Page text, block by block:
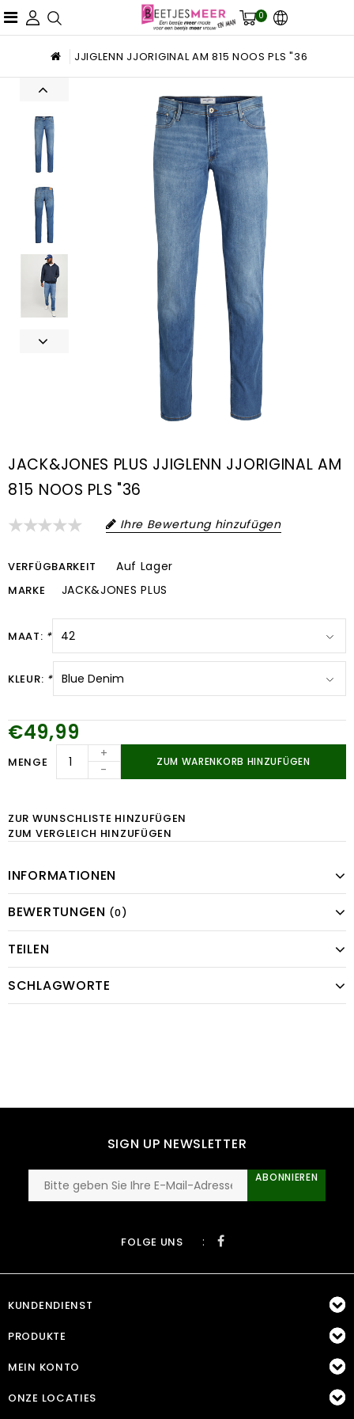
0
JJIGLENN JJORIGINAL AM 815 NOOS PLS "36
JACK&JONES PLUS JJIGLENN JJORIGINAL AM
815 NOOS PLS "36
Ihre Bewertung hinzufügen
VERFÜGBARKEIT Auf Lager
MARKE JACK&JONES PLUS
MAAT: *
KLEUR: *
€49,99
MENGE
+
-
ZUM WARENKORB HINZUFÜGEN
ZUR WUNSCHLISTE HINZUFÜGEN
ZUM VERGLEICH HINZUFÜGEN
INFORMATIONEN
BEWERTUNGEN (0)
TEILEN
SCHLAGWORTE
SIGN UP NEWSLETTER
ABONNIEREN
FOLGE UNS :
KUNDENDIENST
PRODUKTE
MEIN KONTO
ONZE LOCATIES